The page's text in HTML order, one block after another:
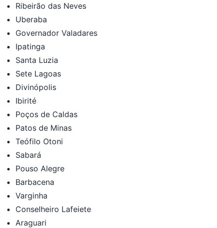
Ribeirão das Neves
Uberaba
Governador Valadares
Ipatinga
Santa Luzia
Sete Lagoas
Divinópolis
Ibirité
Poços de Caldas
Patos de Minas
Teófilo Otoni
Sabará
Pouso Alegre
Barbacena
Varginha
Conselheiro Lafeiete
Araguari